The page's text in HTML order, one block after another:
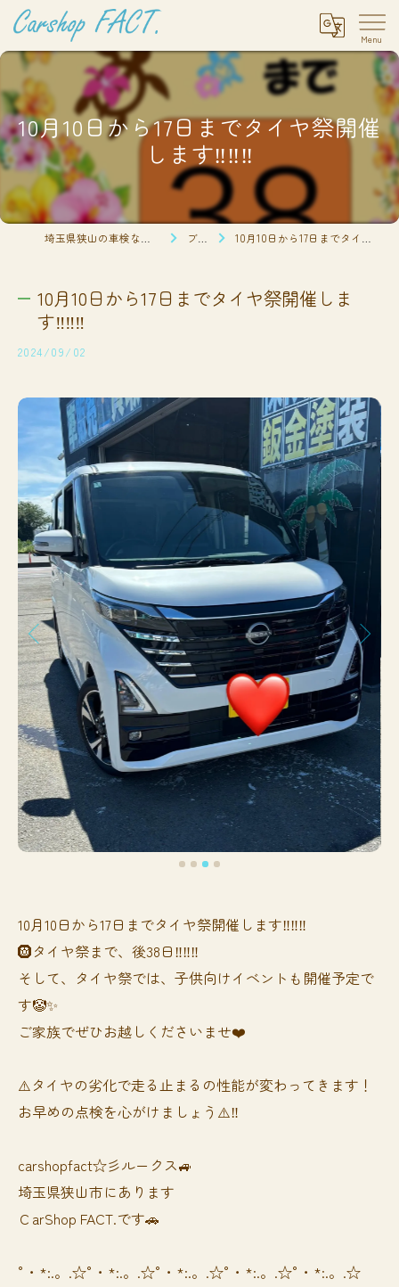
10月10日から17日までタイヤ祭開催
します‼️‼️‼️
ブログ 10月10日から17日までタイヤ祭開催します‼️‼️‼️
10月10日から17日までタイヤ祭開催しま
す‼️‼️‼️
2024/09/02
10月10日から17日までタイヤ祭開催します‼️‼️‼️
🛞タイヤ祭まで、後38日‼️‼️‼️
そして、タイヤ祭では、子供向けイベントも開催予定で
す🤡✨
ご家族でぜひお越しくださいませ❤️
⚠️タイヤの劣化で走る止まるの性能が変わってきます！
お早めの点検を心がけましょう⚠️‼️
carshopfact☆彡ルークス🚙
埼玉県狭山市にあります
ＣarShop FACT.です🚗
°・*:.。.☆°・*:.。.☆°・*:.。.☆°・*:.。.☆°・*:.。.☆